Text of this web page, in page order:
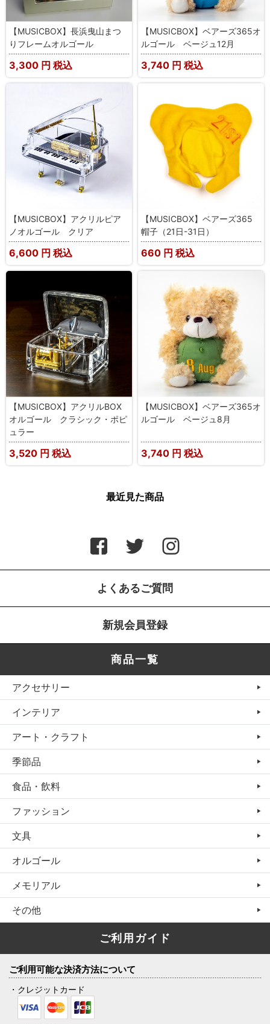
【MUSICBOX】長浜曳山まつ
りフレームオルゴール
3,300 円 税込
【MUSICBOX】ベアーズ365オ
ルゴール ベージュ12月
3,740 円 税込
【MUSICBOX】アクリルピア
ノオルゴール クリア
6,600 円 税込
【MUSICBOX】ベアーズ365
帽子（21日-31日）
660 円 税込
【MUSICBOX】アクリルBOX
オルゴール クラシック・ポピ
ュラー
3,520 円 税込
【MUSICBOX】ベアーズ365オ
ルゴール ベージュ8月
3,740 円 税込
最近見た商品
よくあるご質問
新規会員登録
商品一覧
アクセサリー
インテリア
アート・クラフト
季節品
食品・飲料
ファッション
文具
オルゴール
メモリアル
その他
ご利用ガイド
ご利用可能な決済方法について
・クレジットカード